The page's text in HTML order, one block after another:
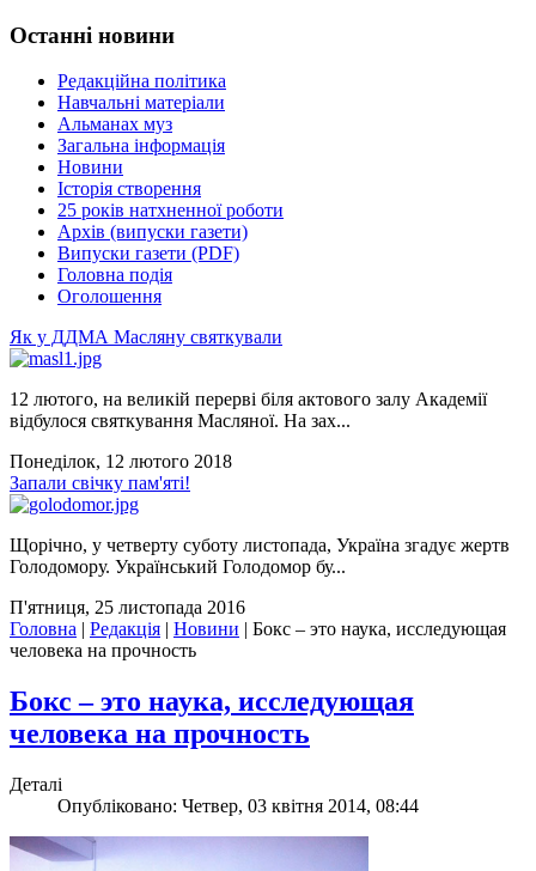
Останні новини
Редакційна політика
Навчальні матеріали
Альманах муз
Загальна інформація
Новини
Історія створення
25 років натхненної роботи
Архів (випуски газети)
Випуски газети (PDF)
Головна подія
Оголошення
Як у ДДМА Масляну святкували
12 лютого, на великій перерві біля актового залу Академії
відбулося святкування Масляної. На зах...
Понеділок, 12 лютого 2018
Запали свічку пам'яті!
Щорічно, у четверту суботу листопада, Україна згадує жертв
Голодомору. Український Голодомор бу...
П'ятниця, 25 листопада 2016
Головна | Редакція | Новини | Бокс – это наука, исследующая
человека на прочность
Бокс – это наука, исследующая
человека на прочность
Деталі
Опубліковано: Четвер, 03 квітня 2014, 08:44